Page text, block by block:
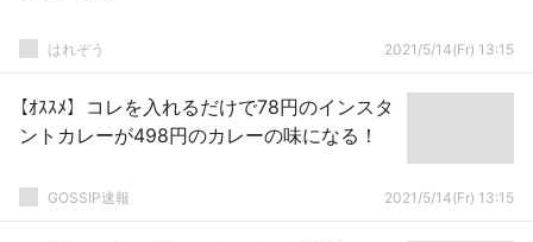
はれぞう 2021/5/14(Fr) 13:15
【ｵｽｽﾒ】コレを入れるだけで78円のインスタ
ントカレーが498円のカレーの味になる！
GOSSIP速報 2021/5/14(Fr) 13:15